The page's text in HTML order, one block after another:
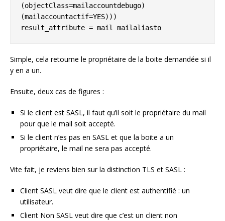
(objectClass=mailaccountdebugo)
(mailaccountactif=YES)))
result_attribute = mail mailaliasto
Simple, cela retourne le propriétaire de la boite demandée si il
y en a un.
Ensuite, deux cas de figures :
Si le client est SASL, il faut qu’il soit le propriétaire du mail
pour que le mail soit accepté.
Si le client n’es pas en SASL et que la boite a un
propriétaire, le mail ne sera pas accepté.
Vite fait, je reviens bien sur la distinction TLS et SASL :
Client SASL veut dire que le client est authentifié : un
utilisateur.
Client Non SASL veut dire que c’est un client non